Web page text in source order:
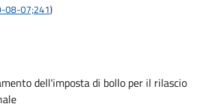
08-07;241)
dell'imposta di bollo per il rilascio